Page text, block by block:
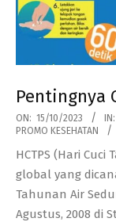
Pentingnya
2023-
10-
15
ON: 15/10/2023 IN:
PROMO KESEHATAN
HCTPS (Hari
global yang
Tahunan Air
Agustus, 2008 di